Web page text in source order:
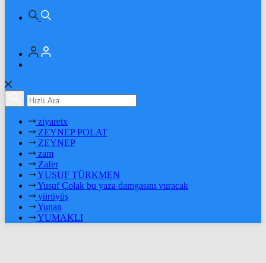
ziyaretx
ZEYNEP POLAT
ZEYNEP
zam
Zafer
YUSUF TÜRKMEN
Yusuf Çolak bu yaza damgasını vuracak
yürüyüş
Yunan
YUMAKLI